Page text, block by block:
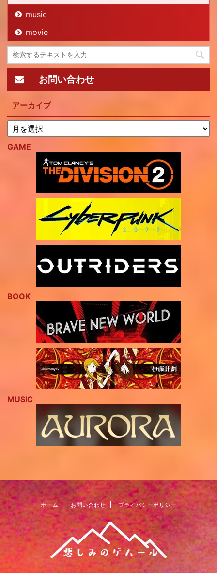
music
movie
お問い合わせ
アーカイブ
GAME
BOOK
MUSIC
ホーム お問い合わせ プライバシーポリシー